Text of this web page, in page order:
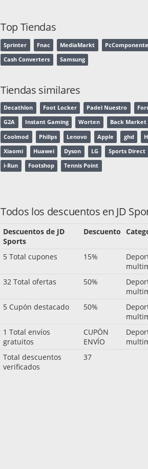
Top Tiendas
Sprinter Fnac MediaMarkt
Cash Converters Samsung
Tiendas similares
Decathlon Foot Locker Padel Nuestro
G2A Instant Gaming Worten Back Market
Coolmod Philips Lenovo Apple ghd
Xiaomi Huawei Dyson LG Sports Direct
i-Run Footshop Tennis Point
Todos los descuentos en JD
Descuentos de JD
Sports
Descuento
5 Total cupones 15%
32 Total ofertas
50%
5 Cupón destacado
50%
1 Total envíos
gratuitos
CUPÓN
ENVÍO
Total descuentos
verificados
37